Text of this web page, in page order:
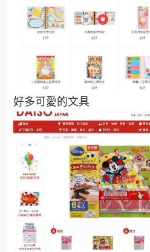
好多可愛的文具